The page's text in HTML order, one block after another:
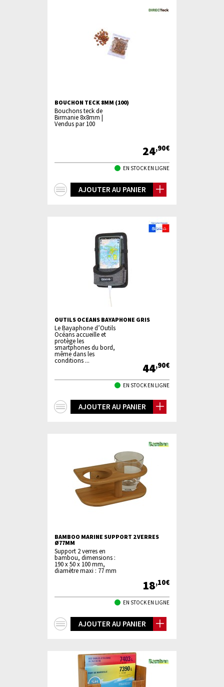
BOUCHON TECK 8MM (100)
Bouchons teck de
Birmanie 8x8mm |
Vendus par 100
24,90€
EN STOCK EN LIGNE
AJOUTER AU PANIER
OUTILS OCEANS BAYAPHONE GRIS
Le Bayaphone d’Outils
Océans accueille et
protège les
smartphones du bord,
même dans les
conditions ...
44,90€
EN STOCK EN LIGNE
AJOUTER AU PANIER
BAMBOO MARINE SUPPORT 2 VERRES
Ø77MM
Support 2 verres en
bambou, dimensions :
190 x 50 x 100 mm,
diamètre maxi : 77 mm
18,10€
EN STOCK EN LIGNE
AJOUTER AU PANIER